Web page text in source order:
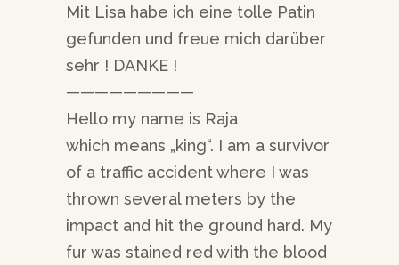
Mit Lisa habe ich eine tolle Patin
gefunden und freue mich darüber
sehr ! DANKE !
—————————
Hello my name is Raja
which means „king“. I am a survivor
of a traffic accident where I was
thrown several meters by the
impact and hit the ground hard. My
fur was stained red with the blood